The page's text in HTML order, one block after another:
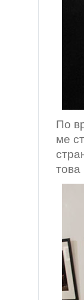
По
ме
това